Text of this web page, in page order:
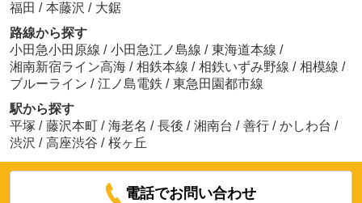
福田 / 本藤沢 / 大鋸
路線から探す
小田急小田原線 / 小田急江ノ島線 / 東海道本線 /
湘南新宿ライン高海 / 相鉄本線 / 相鉄いずみ野線 / 相模線 /
ブルーライン / 江ノ島電鉄 / 東急田園都市線
駅から探す
平塚 / 藤沢本町 / 海老名 / 長後 / 湘南台 / 善行 / かしわ台 /
渋沢 / 高座渋谷 / 桜ヶ丘
電話でお問い合わせ